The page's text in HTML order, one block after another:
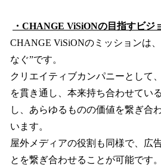
・CHANGE ViSiONの目指すビジ
CHANGE ViSiONのミッションは、
なぐ”です。
クリエイティブカンパニーとして
を貫き通し、本来持ち合わせてい
し、あらゆるものの価値を繋ぎ合
います。
屋外メディアの役割も同様で、広
とを繋ぎ合わせることが可能です。